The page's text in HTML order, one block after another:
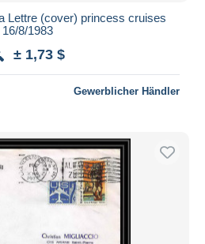
Lettre (cover) princess cruises
16/8/1983
± 1,73 $
Gewerblicher Händler